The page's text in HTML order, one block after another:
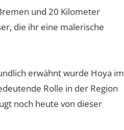
und 20 Kilometer
die ihr eine malerische
erwähnt wurde Hoya im
Rolle in der Region
noch heute von dieser